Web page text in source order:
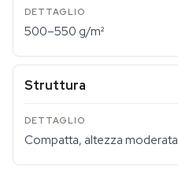
500–550 g/m²
Struttura
Compatta, altezza moderata